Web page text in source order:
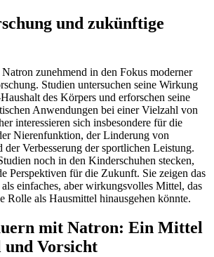
und zukünftige
zunehmend in den Fokus moderner
Studien untersuchen seine Wirkung
des Körpers und erforschen seine
Anwendungen bei einer Vielzahl von
interessieren sich insbesondere für die
Nierenfunktion, der Linderung von
Verbesserung der sportlichen Leistung.
noch in den Kinderschuhen stecken,
Perspektiven für die Zukunft. Sie zeigen das
einfaches, aber wirkungsvolles Mittel, das
Rolle als Hausmittel hinausgehen könnte.
mit Natron: Ein Mittel
Vorsicht